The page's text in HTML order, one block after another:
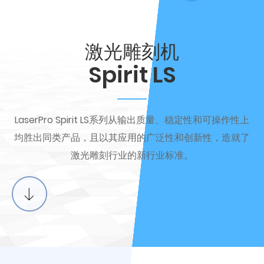
激光雕刻机
Spirit LS
LaserPro Spirit LS系列从输出质量、稳定性和可操作性上
均胜出同类产品，且以其应用的广泛性和创新性，造就了
激光雕刻行业的新行业标准。